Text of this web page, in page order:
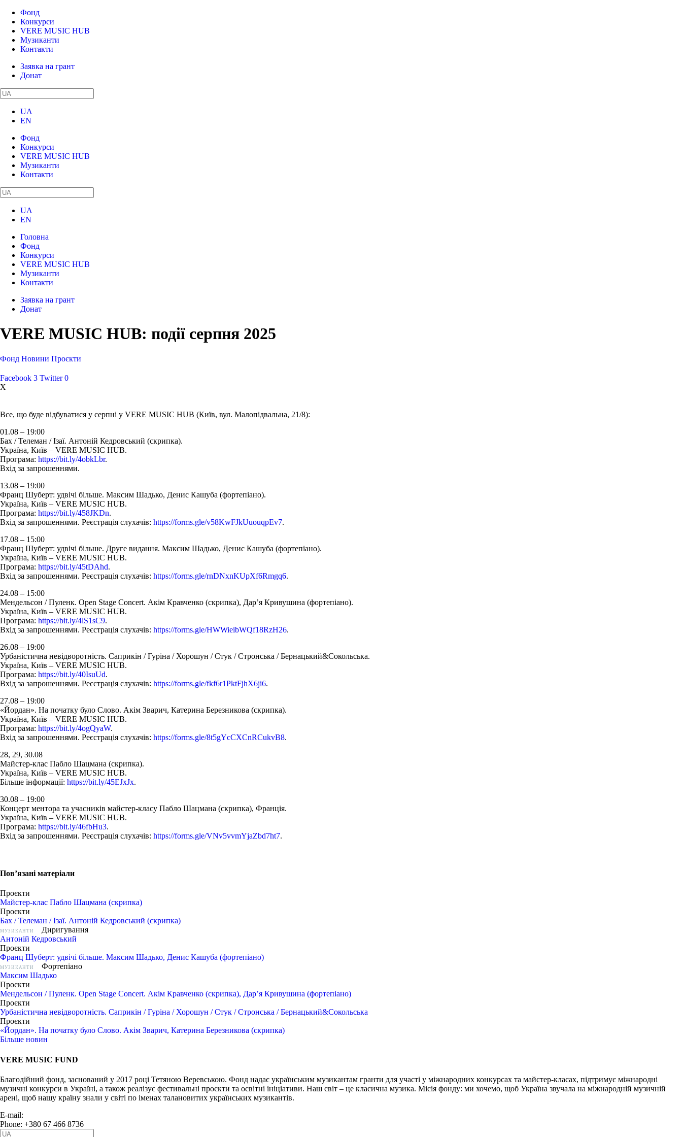
Фонд
Конкурси
VERE MUSIC HUB
Музиканти
Контакти
Заявка на грант
Донат
UA
EN
Фонд
Конкурси
VERE MUSIC HUB
Музиканти
Контакти
UA
EN
Головна
Фонд
Конкурси
VERE MUSIC HUB
Музиканти
Контакти
Заявка на грант
Донат
VERE MUSIC HUB: події серпня 2025
Фонд Новини Проєкти
Facebook 3 Twitter 0
X
Все, що буде відбуватися у серпні у VERE MUSIC HUB (Київ, вул. Малопідвальна, 21/8):
01.08 – 19:00
Бах / Телеман / Ізаї. Антоній Кедровський (скрипка).
Україна, Київ – VERE MUSIC HUB.
Програма: https://bit.ly/4obkLbr.
Вхід за запрошеннями.
13.08 – 19:00
Франц Шуберт: удвічі більше. Максим Шадько, Денис Кашуба (фортепіано).
Україна, Київ – VERE MUSIC HUB.
Програма: https://bit.ly/458JKDn.
Вхід за запрошеннями. Реєстрація слухачів: https://forms.gle/v58KwFJkUuouqpEv7.
17.08 – 15:00
Франц Шуберт: удвічі більше. Друге видання. Максим Шадько, Денис Кашуба (фортепіано).
Україна, Київ – VERE MUSIC HUB.
Програма: https://bit.ly/45tDAhd.
Вхід за запрошеннями. Реєстрація слухачів: https://forms.gle/rnDNxnKUpXf6Rmgq6.
24.08 – 15:00
Мендельсон / Пуленк. Open Stage Concert. Акім Кравченко (скрипка), Дар’я Кривушина (фортепіано).
Україна, Київ – VERE MUSIC HUB.
Програма: https://bit.ly/4lS1sC9.
Вхід за запрошеннями. Реєстрація слухачів: https://forms.gle/HWWieibWQf18RzH26.
26.08 – 19:00
Урбаністична невідворотність. Саприкін / Гуріна / Хорошун / Стук / Стронська / Бернацький&Сокольська.
Україна, Київ – VERE MUSIC HUB.
Програма: https://bit.ly/40IsuUd.
Вхід за запрошеннями. Реєстрація слухачів: https://forms.gle/fkf6r1PktFjhX6ji6.
27.08 – 19:00
«Йордан». На початку було Слово. Акім Зварич, Катерина Березникова (скрипка).
Україна, Київ – VERE MUSIC HUB.
Програма: https://bit.ly/4ogQyaW.
Вхід за запрошеннями. Реєстрація слухачів: https://forms.gle/8t5gYcCXCnRCukvB8.
28, 29, 30.08
Майстер-клас Пабло Шацмана (скрипка).
Україна, Київ – VERE MUSIC HUB.
Більше інформації: https://bit.ly/45EJxJx.
30.08 – 19:00
Концерт ментора та учасників майстер-класу Пабло Шацмана (скрипка), Франція.
Україна, Київ – VERE MUSIC HUB.
Програма: https://bit.ly/46fbHu3.
Вхід за запрошеннями. Реєстрація слухачів: https://forms.gle/VNv5vvmYjaZbd7ht7.
Пов’язані матеріали
Проєкти
Майстер-клас Пабло Шацмана (скрипка)
Проєкти
Бах / Телеман / Ізаї. Антоній Кедровський (скрипка)
МУЗИКАНТИ
Диригування
Антоній Кедровський
Проєкти
Франц Шуберт: удвічі більше. Максим Шадько, Денис Кашуба (фортепіано)
МУЗИКАНТИ
Фортепіано
Максим Шадько
Проєкти
Мендельсон / Пуленк. Open Stage Concert. Акім Кравченко (скрипка), Дар’я Кривушина (фортепіано)
Проєкти
Урбаністична невідворотність. Саприкін / Гуріна / Хорошун / Стук / Стронська / Бернацький&Сокольська
Проєкти
«Йордан». На початку було Слово. Акім Зварич, Катерина Березникова (скрипка)
Більше новин
VERE MUSIC FUND
Благодійний фонд, заснований у 2017 році Тетяною Веревською. Фонд надає українським музикантам гранти для участі у міжнародних конкурсах та майстер-класах, підтримує міжнародні
музичні конкурси в Україні, а також реалізує фестивальні проєкти та освітні ініціативи. Наш світ – це класична музика. Місія фонду: ми хочемо, щоб Україна звучала на міжнародній музичній
арені, щоб нашу країну знали у світі по іменах талановитих українських музикантів.
E-mail:
Phone: +380 67 466 8736